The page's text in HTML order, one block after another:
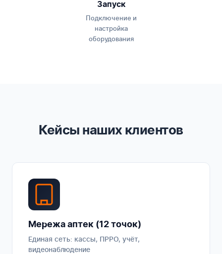
Запуск
Подключение и
настройка
оборудования
Кейсы наших клиентов
Мережа аптек (12 точок)
Единая сеть: кассы, ПРРО, учёт,
видеонаблюдение